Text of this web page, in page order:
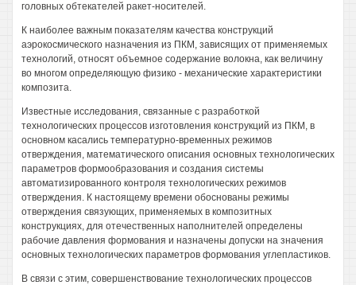
головных обтекателей ракет-носителей.
К наиболее важным показателям качества конструкций
аэрокосмического назначения из ПКМ, зависящих от применяемых
технологий, относят объемное содержание волокна, как величину
во многом определяющую физико - механические характеристики
композита.
Известные исследования, связанные с разработкой
технологических процессов изготовления конструкций из ПКМ, в
основном касались температурно-временных режимов
отверждения, математического описания основных технологических
параметров формообразования и создания системы
автоматизированного контроля технологических режимов
отверждения. К настоящему времени обоснованы режимы
отверждения связующих, применяемых в композитных
конструкциях, для отечественных наполнителей определены
рабочие давления формования и назначены допуски на значения
основных технологических параметров формования углепластиков.
В связи с этим, совершенствование технологических процессов